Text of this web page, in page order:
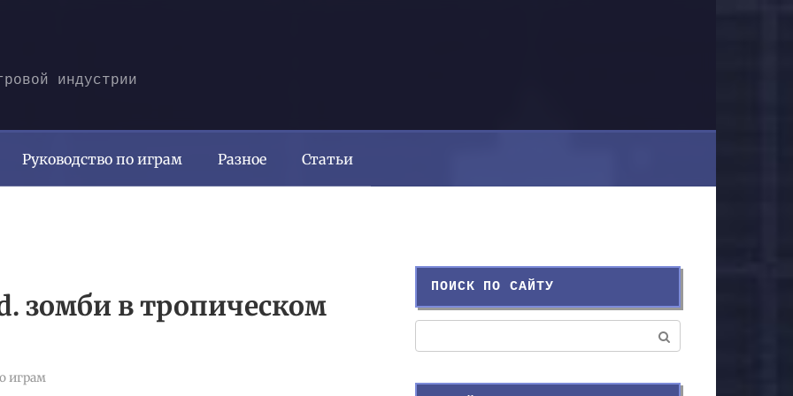
индустрии
Руководство по играм Разное Статьи
зомби в тропическом
играм
ПОИСК ПО САЙТУ